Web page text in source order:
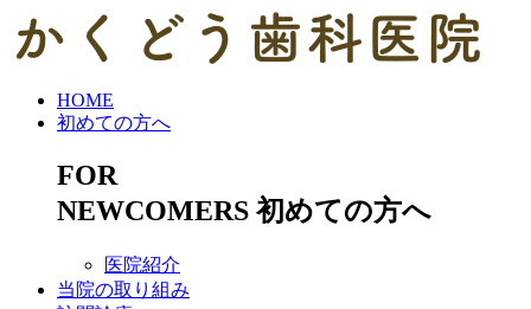
HOME
初めての方へ
FOR
NEWCOMERS 初めての方へ
医院紹介
当院の取り組み